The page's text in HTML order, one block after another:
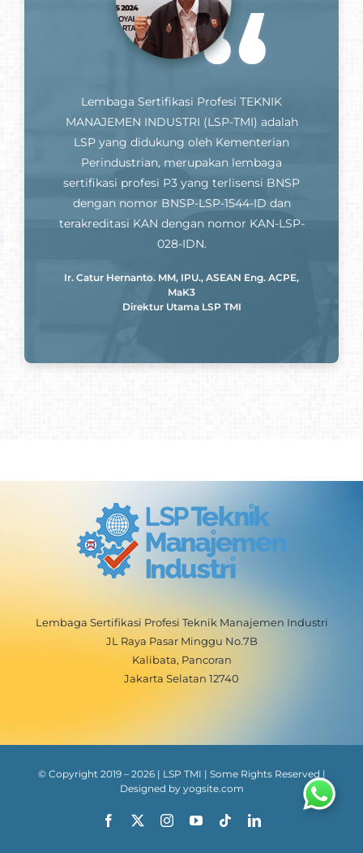
Lembaga Sertifikasi Profesi TEKNIK
MANAJEMEN INDUSTRI (LSP-TMI) adalah
LSP yang didukung oleh Kementerian
Perindustrian, merupakan lembaga
sertifikasi profesi P3 yang terlisensi BNSP
dengan nomor BNSP-LSP-1544-ID dan
terakreditasi KAN dengan nomor KAN-LSP-
028-IDN.
Ir. Catur Hernanto. MM, IPU., ASEAN Eng. ACPE,
MaK3
Direktur Utama LSP TMI
Lembaga Sertifikasi Profesi Teknik Manajemen Industri
JL Raya Pasar Minggu No.7B
Kalibata, Pancoran
Jakarta Selatan 12740
© Copyright 2019 – 2026| LSP TMI | Some Rights Reserved |
Designed by yogsite.com